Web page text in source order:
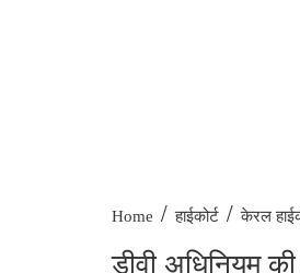
Home / हाईकोर्ट / केरल
डीवी अधिनियम